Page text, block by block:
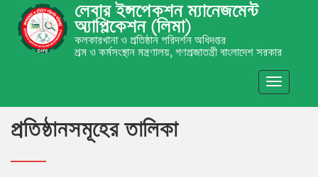
লেবার ইন্সপেকশন ম্যানেজমেন্ট
অ্যাপ্লিকেশন (লিমা)
কলকারখানা ও প্রতিষ্ঠান পরিদর্শন অধিদপ্তর
শ্রম ও কর্মসংস্থান মন্ত্রণালয়, গণপ্রজাতন্ত্রী বাংলাদেশ সরকার
Toggle
প্রতিষ্ঠানসমূহের তালিকা